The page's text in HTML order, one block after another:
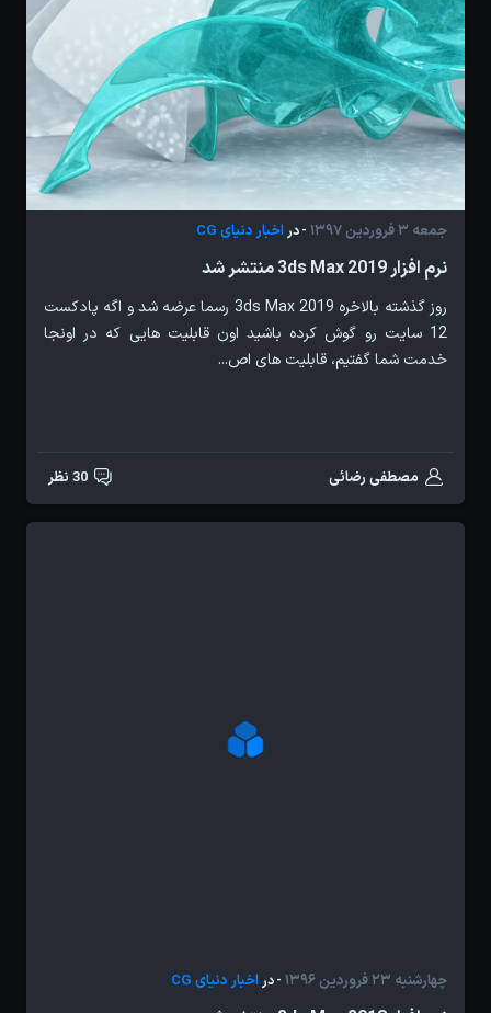
جمعه 3 فروردین 1397 - دراخبار دنیای CG
نرم افزار 3ds Max 2019 منتشر شد
روز گذشته بالاخره 3ds Max 2019 رسما عرضه شد و اگه پادکست
12 سایت رو گوش کرده باشید اون قابلیت هایی که در اونجا
خدمت شما گفتیم، قابلیت های اص...
مصطفی رضائی 30 نظر
چهارشنبه 23 فروردین 1396 - دراخبار دنیای CG